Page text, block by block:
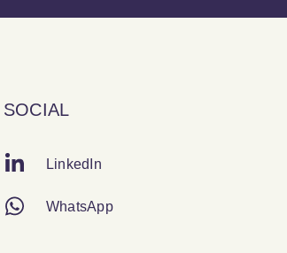
SOCIAL
LinkedIn
WhatsApp